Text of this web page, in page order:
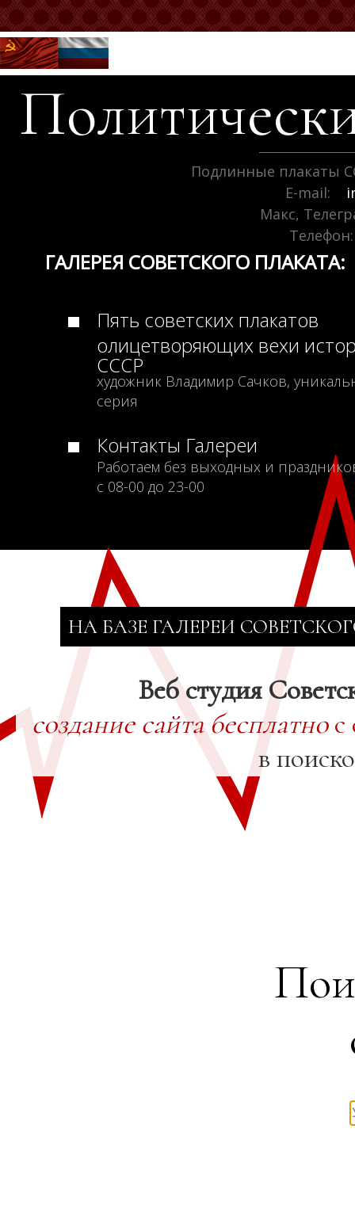
Подлинные плакаты
E-mail:
Макс,
Телефон:
ГАЛЕРЕЯ СОВЕТСКОГО ПЛАКАТА:
Пять советских плакатов
олицетворяющих вехи
СССР
художник Владимир Сачков,
серия
Контакты Галереи
Работаем без выходных и
с 08-00 до 23-00
НА БАЗЕ ГАЛЕРЕИ
Веб студия
создание сайта бесплатнос
в